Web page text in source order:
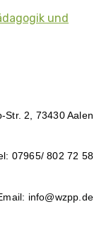
und
Str. 2, 73430 Aalen
07965/ 802 72 58
info@wzpp.de